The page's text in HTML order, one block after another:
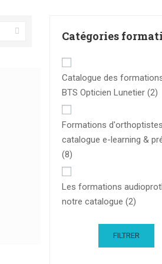
Catégories
Catalogue des
BTS Opticien Lunetier (2)
Formations
catalogue e-learning &
(8)
Les formations
notre catalogue (2)
FILTRER